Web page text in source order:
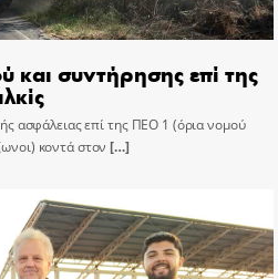
και συντήρησης επί της
ασφάλειας επί της ΠΕΟ 1 (όρια νομού
κοντά στον […]